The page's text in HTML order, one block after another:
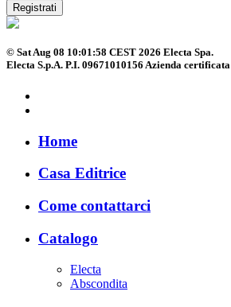
Registrati
© Sat Aug 08 10:01:58 CEST 2026 Electa Spa.
Electa S.p.A. P.I. 09671010156 Azienda
Home
Casa Editrice
Come contattarci
Catalogo
Electa
Abscondita